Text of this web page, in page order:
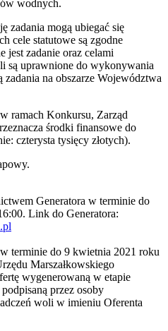
wodnych.
zadania mogą ubiegać się
cele statutowe są zgodne
jest zadanie oraz celami
są uprawnione do wykonywania
na obszarze Województwa
ramach Konkursu, Zarząd
środki finansowe do
czterysta tysięcy złotych).
Generatora w terminie do
Link do Generatora:
terminie do 9 kwietnia 2021 roku
Marszałkowskiego
wygenerowaną w etapie
przez osoby
woli w imieniu Oferenta